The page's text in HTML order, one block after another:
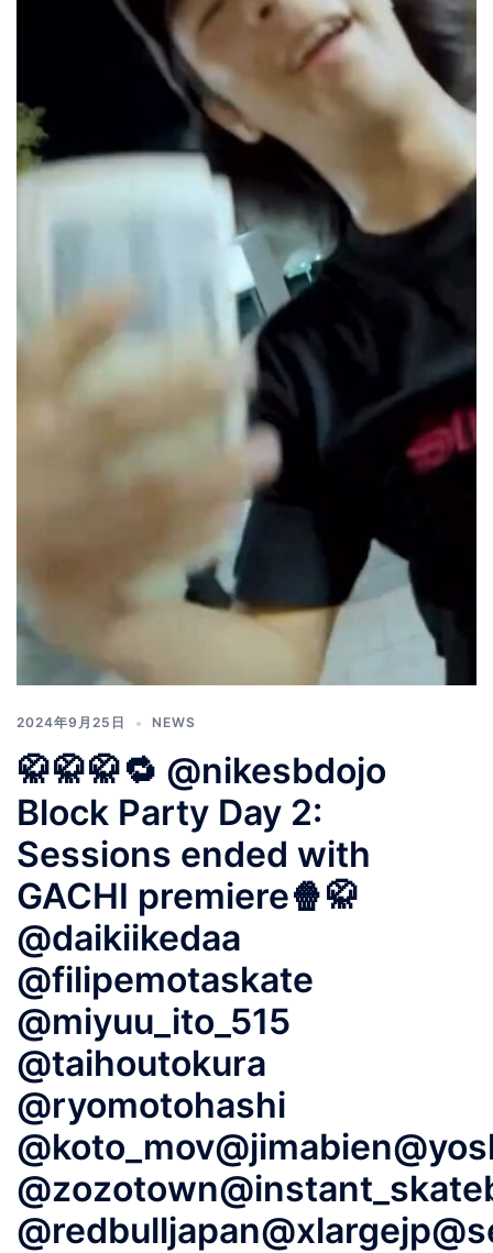
2024年9月25日 NEWS
🥋🥋🥋🔁 @nikesbdojo
Block Party Day 2:
Sessions ended with
GACHI premiere🍿🥋
@daikiikedaa
@filipemotaskate
@miyuu_ito_515
@taihoutokura
@ryomotohashi